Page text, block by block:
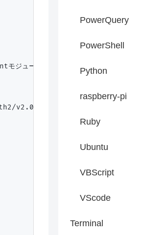
ュールを利用することを強く推奨します
v2.0/token"
PowerQuery
PowerShell
Python
raspberry-pi
Ruby
Ubuntu
VBScript
VScode
Terminal